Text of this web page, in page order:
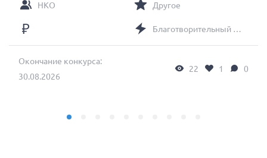
НКО Другое
Благотворительный фонд «ВТБ-Страна».
Окончание конкурса:
30.08.2026
22 1 0